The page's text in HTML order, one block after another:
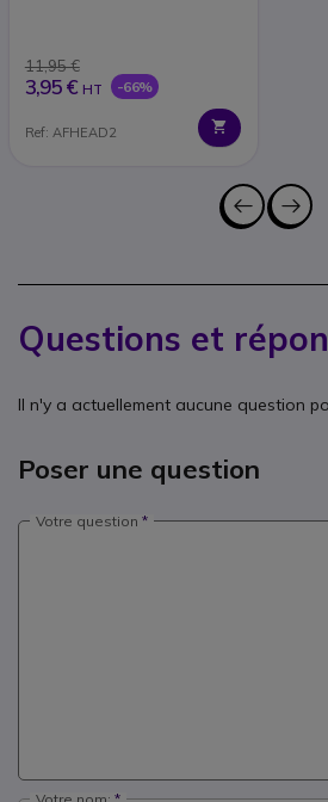
11,95 €
3,95 € HT -66%
Ref: AFHEAD2
Questions et
Il n'y a actuellement aucune question
Poser une question
Votre question